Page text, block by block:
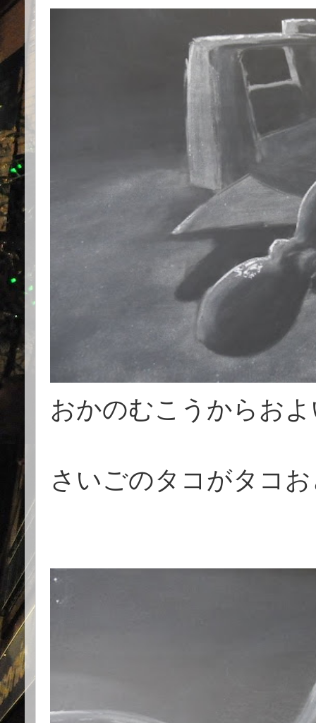
おかのむこうからお
さいごのタコがタコ